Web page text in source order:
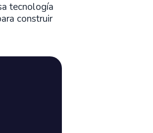
tecnología
construir